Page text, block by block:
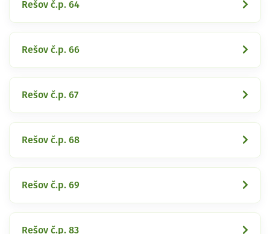
Rešov č.p. 64
Rešov č.p. 66
Rešov č.p. 67
Rešov č.p. 68
Rešov č.p. 69
Rešov č.p. 83